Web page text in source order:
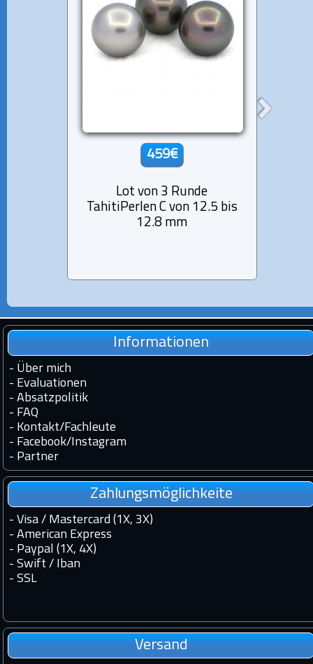
459€
Lot von 3 Runde
TahitiPerlen C von 12.5 bis
12.8 mm
Informationen
- Über mich
- Evaluationen
- Absatzpolitik
- FAQ
- Kontakt/Fachleute
- Facebook/Instagram
- Partner
Zahlungsmöglichkeite
- Visa / Mastercard (1X, 3X)
- American Express
- Paypal (1X, 4X)
- Swift / Iban
- SSL
Versand